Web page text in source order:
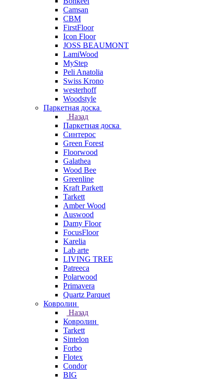
Camsan
CBM
FirstFloor
Icon Floor
JOSS BEAUMONT
LamiWood
MyStep
Peli Anatolia
Swiss Krono
westerhoff
Woodstyle
Паркетная доска
Назад
Паркетная доска
Синтерос
Green Forest
Floorwood
Galathea
Wood Bee
Greenline
Kraft Parkett
Tarkett
Amber Wood
Auswood
Damy Floor
FocusFloor
Karelia
Lab arte
LIVING TREE
Patreeca
Polarwood
Primavera
Quartz Parquet
Ковролин
Назад
Ковролин
Tarkett
Sintelon
Forbo
Flotex
Condor
BIG